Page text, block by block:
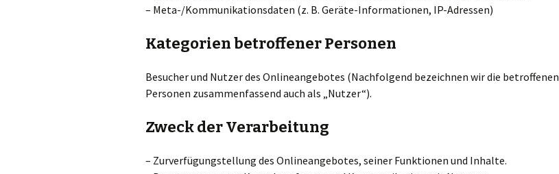
– Meta-/Kommunikationsdaten (z. B. Geräte-Informationen, IP-Adressen)
Kategorien betroffener Personen
Besucher und Nutzer des Onlineangebotes (Nachfolgend bezeichnen wir die betroffenen
Personen zusammenfassend auch als „Nutzer“).
Zweck der Verarbeitung
– Zurverfügungstellung des Onlineangebotes, seiner Funktionen und Inhalte.